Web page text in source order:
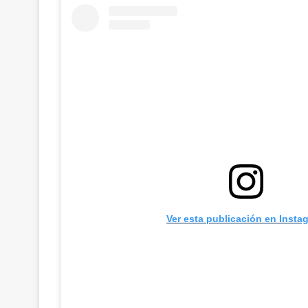
Ver esta publicación en